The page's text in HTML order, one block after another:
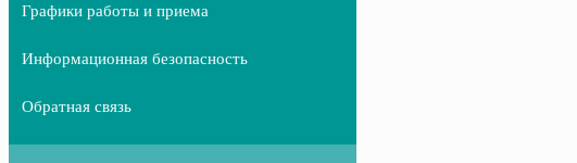
Графики работы и приема
Информационная безопасность
Обратная связь